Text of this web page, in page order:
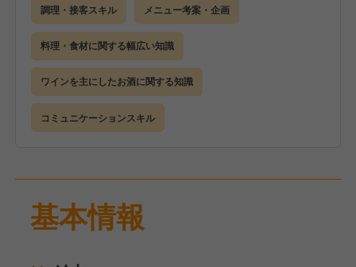
そして私たちが大切にしているのは、あなたがこの会
社を通して何を成し遂げたいかを持って働いてくれる
ことです。
大きな夢でも小さな目標でも構いません。将来的に独
立を目指している方も、自分のお店を持つための経験
やスキルをここでしっかり積んでいただけます。
す！
【仕事内容】
まずは店舗や会社の雰囲気を知るところからスター
ト。
現場で実際に働きながら、業務内容への理解を深めて
いきます。
まずは簡単なメニューから少しずつ覚えていけるの
で、調理が不安な方もご安心ください！
慣れてきたら仕入れや在庫管理・原価管理、新メニュ
調理・接客スキル メニュー考案・企画
料理・食材に関する幅広い知識
ワインを主にしたお酒に関する知識
コミュニケーションスキル
基本情報